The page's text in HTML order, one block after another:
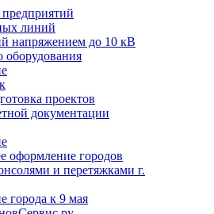
линий
напряжением до 10 кВ
оборудования
проектов
документации
оформление городов
и перетяжками г.
города к 9 мая